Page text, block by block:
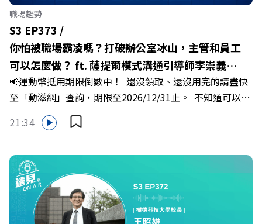
轉化為凝聚團隊與縣民認同感的力量？🔺在迎向黃金十年的
新局下，嘉義如何打造子弟能安心安居的未來？ 主持人／
遠見雜誌副社長兼遠見智庫總編輯 李建興 與談人／嘉義縣
縣長 翁章梁、立法委員 蔡易餘、財信傳媒集團董事長 謝金
河、紙風車劇團創辦人 李永豐、嘉義縣人力發展所所長 許
喻理+++++🎂歡慶遠見40歲生日！手速搶下破天荒的獨家
優惠>>>https://gvmkt.pse.is/9e5pbz✨關注《遠見》更多
的社群：LINE：https://reurl.cc/A4ELQpIG：
https://bit.ly/3AjBWNVYT：https://bit.ly/38jNi9k
職場趨勢
S3 EP373 /
你怕被職場霸凌嗎？打破辦公室冰山，主管和員工
可以怎麼做？ ft. 薩提爾模式溝通引導師李崇義、
謝佳芸
📢運動幣抵用期限倒數中！ 還沒領取、還沒用完的請盡快
至「動滋網」查詢，期限至2026/12/31止。 不知道可以在
哪裡使用嗎？ 上「動滋網」【合作店家】專區，全台五千
多家合作業者任你選，馬上來找適用地點！ ➡️
https://fstry.pse.is/9epct2 —— 以上為 FMTaiwan 與
Firstory Podcast 廣告 —— 你常在職場中感到焦慮、害怕
犯錯，甚至覺得自己正遭受不友善的對待或霸凌嗎？當工作
中的人際摩擦、怕輸怕失敗的緊繃感成為日常，我們不能只
是委屈討好或一味逃避，更需要學會看透人際互動底層的
21:34